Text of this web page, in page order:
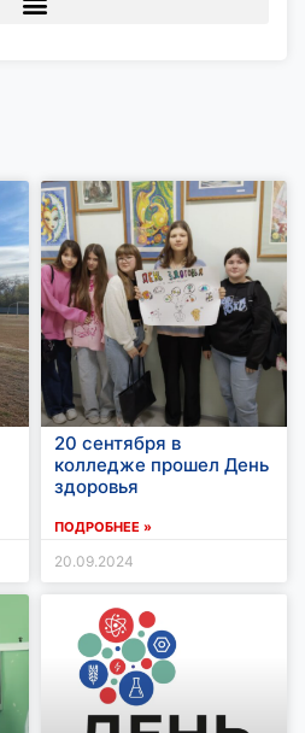
20 сентября в
колледже прошел День
здоровья
ПОДРОБНЕЕ »
20.09.2024